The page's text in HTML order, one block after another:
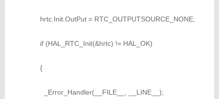
hrtc.Init.OutPut = RTC_OUTPUTSOURCE_NONE;
if (HAL_RTC_Init(&hrtc) != HAL_OK)
{
_Error_Handler(__FILE__, __LINE__);